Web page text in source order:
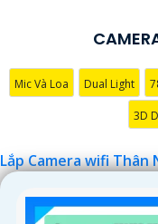
Mic Và Loa Dual Light
3D
Lắp Camera wifi